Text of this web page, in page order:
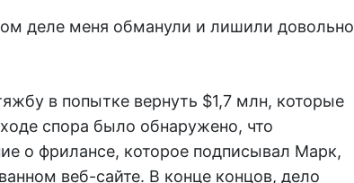
деле меня обманули и лишили довольно
в попытке вернуть $1,7 млн, которые
спора было обнаружено, что
о фрилансе, которое подписывал Марк,
веб-сайте. В конце концов, дело